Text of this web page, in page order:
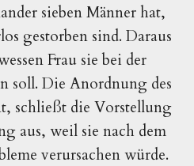
sieben Männer hat,
gestorben sind. Daraus
Frau sie bei der
soll. Die Anordnung des
schließt die Vorstellung
aus, weil sie nach dem
verursachen würde.